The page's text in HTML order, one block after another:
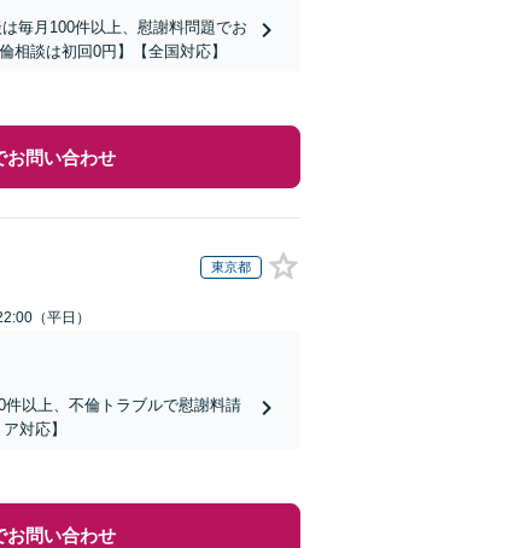
毎月100件以上、慰謝料問題でお
相談は初回0円】【全国対応】
お問い合わせ
東京都
（平日）
件以上、不倫トラブルで慰謝料請
対応】
お問い合わせ